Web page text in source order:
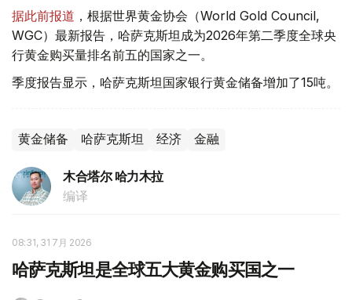
据此前报道 ，根据世界黄金协会（World Gold Council,
WGC）最新报告，哈萨克斯坦成为2026年第二季度全球央
行黄金购买量排名前五的国家之一。
季度报告显示，哈萨克斯坦国家银行黄金储备增加了15吨。
黄金储备 哈萨克斯坦 经济 金融
木合塔尔 哈力木拉
编译
08:31, 31 7月 2026
哈萨克斯坦是全球五大黄金购买国之一